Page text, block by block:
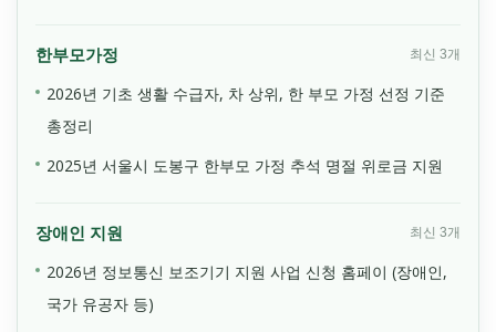
한부모가정 최신 3개
2026년 기초 생활 수급자, 차 상위, 한 부모 가정 선정 기준
총정리
2025년 서울시 도봉구 한부모 가정 추석 명절 위로금 지원
장애인 지원 최신 3개
2026년 정보통신 보조기기 지원 사업 신청 홈페이 (장애인,
국가 유공자 등)